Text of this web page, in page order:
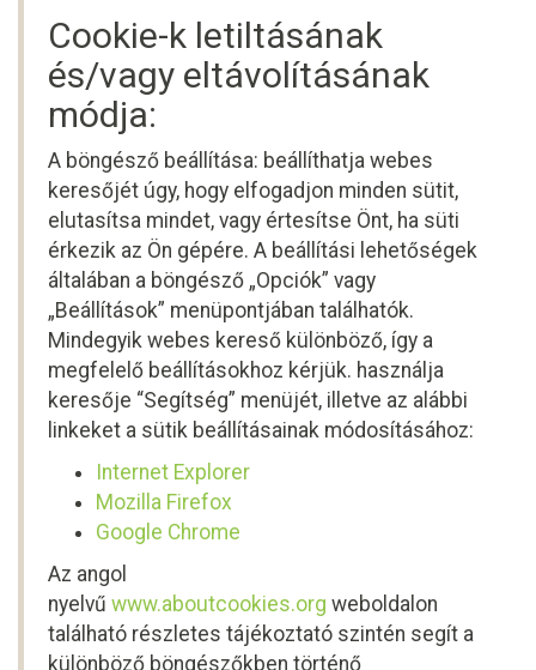
Cookie-k letiltásának
és/vagy eltávolításának
módja:
A böngésző beállítása: beállíthatja webes
keresőjét úgy, hogy elfogadjon minden sütit,
elutasítsa mindet, vagy értesítse Önt, ha süti
érkezik az Ön gépére. A beállítási lehetőségek
általában a böngésző „Opciók” vagy
„Beállítások” menüpontjában találhatók.
Mindegyik webes kereső különböző, így a
megfelelő beállításokhoz kérjük. használja
keresője “Segítség” menüjét, illetve az alábbi
linkeket a sütik beállításainak módosításához:
Internet Explorer
Mozilla Firefox
Google Chrome
Az angol
nyelvű www.aboutcookies.org weboldalon
található részletes tájékoztató szintén segít a
különböző böngészőkben történő